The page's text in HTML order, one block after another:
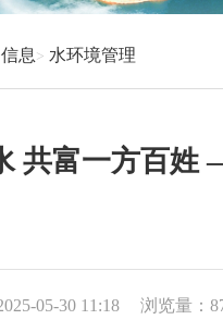
息 水环境管理
共富一方百
05-30 11:18 浏览量：